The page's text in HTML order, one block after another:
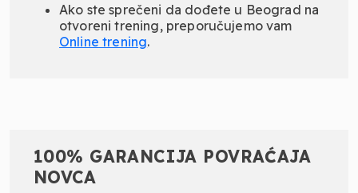
Ako ste sprečeni da dođete u Beograd na
otvoreni trening, preporučujemo vam
Online trening.
100% GARANCIJA POVRAĆAJA
NOVCA